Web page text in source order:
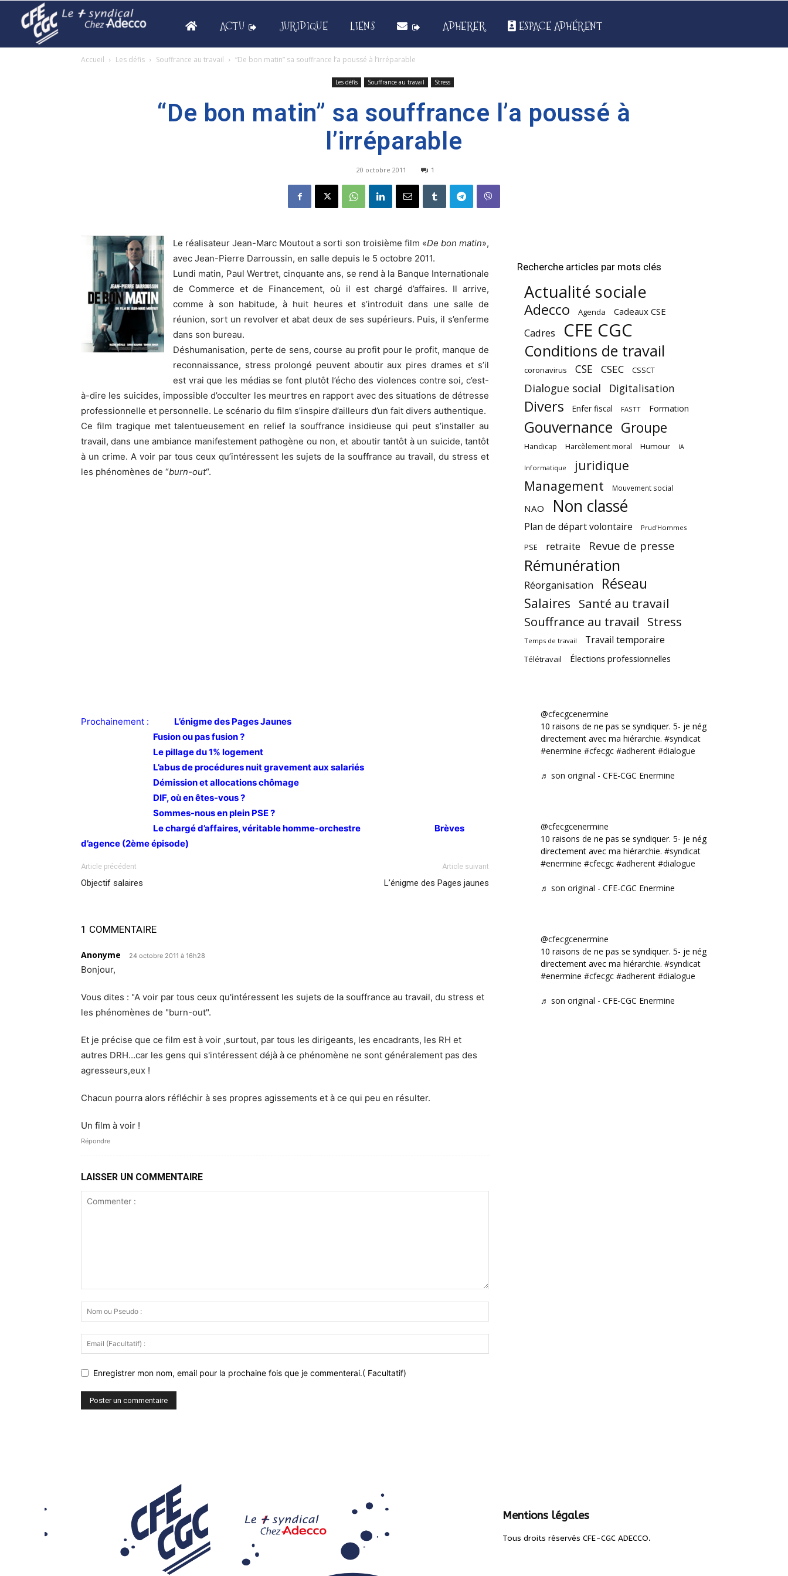
ACTU JURIDIQUE LIENS ADHERER ESPACE ADHÉRENT
Accueil Les défis Souffrance au travail “De bon matin” sa souffrance l’a poussé à l’irréparable
Les défis Souffrance au travail Stress
“De bon matin” sa souffrance l’a poussé à
l’irréparable
20 octobre 2011 1
Le réalisateur Jean-Marc Moutout a sorti son troisième film «De bon matin»,
avec Jean-Pierre Darroussin, en salle depuis le 5 octobre 2011.
Lundi matin, Paul Wertret, cinquante ans, se rend à la Banque Internationale
de Commerce et de Financement, où il est chargé d’affaires. Il arrive,
comme à son habitude, à huit heures et s’introduit dans une salle de
réunion, sort un revolver et abat deux de ses supérieurs. Puis, il s’enferme
dans son bureau.
Déshumanisation, perte de sens, course au profit pour le profit, manque de
reconnaissance, stress prolongé peuvent aboutir aux pires drames et s’il
est vrai que les médias se font plutôt l’écho des violences contre soi, c’est-
à-dire les suicides, impossible d’occulter les meurtres en rapport avec des situations de détresse
professionnelle et personnelle. Le scénario du film s’inspire d’ailleurs d’un fait divers authentique.
Ce film tragique met talentueusement en relief la souffrance insidieuse qui peut s’installer au
travail, dans une ambiance manifestement pathogène ou non, et aboutir tantôt à un suicide, tantôt
à un crime. A voir par tous ceux qu’intéressent les sujets de la souffrance au travail, du stress et
les phénomènes de “burn-out“.
Prochainement :
L’énigme des Pages Jaunes
Fusion ou pas fusion ?
Le pillage du 1% logement
L’abus de procédures nuit gravement aux salariés
Démission et allocations chômage
DIF, où en êtes-vous ?
Sommes-nous en plein PSE ?
Le chargé d’affaires, véritable homme-orchestre Brèves
d’agence (2ème épisode)
Article précédent
Objectif salaires
Article suivant
L’énigme des Pages jaunes
1 COMMENTAIRE
Anonyme 24 octobre 2011 à 16h28
Bonjour,
Vous dites : "A voir par tous ceux qu'intéressent les sujets de la souffrance au travail, du stress et
les phénomènes de "burn-out".
Et je précise que ce film est à voir ,surtout, par tous les dirigeants, les encadrants, les RH et
autres DRH…car les gens qui s'intéressent déjà à ce phénomène ne sont généralement pas des
agresseurs,eux !
Chacun pourra alors réfléchir à ses propres agissements et à ce qui peu en résulter.
Un film à voir !
Répondre
LAISSER UN COMMENTAIRE
Enregistrer mon nom, email pour la prochaine fois que je commenterai.( Facultatif)
Recherche articles par mots clés
Actualité sociale
Adecco Agenda Cadeaux CSE
Cadres CFE CGC
Conditions de travail
coronavirus CSE CSEC CSSCT
Dialogue social Digitalisation
Divers Enfer fiscal FASTT Formation
Gouvernance Groupe
Handicap Harcèlement moral Humour IA
Informatique
juridique
Management
Mouvement social
NAO Non classé
Plan de départ volontaire Prud'Hommes
PSE retraite Revue de presse
Rémunération
Réorganisation Réseau
Salaires Santé au travail
Souffrance au travail Stress
Temps de travail Travail temporaire
Télétravail Élections professionnelles
@cfecgcenermine
10 raisons de ne pas se syndiquer. 5- je négocie
directement avec ma hiérarchie. #syndicat
#enermine #cfecgc #adherent #dialogue
♬ son original - CFE-CGC Enermine
@cfecgcenermine
10 raisons de ne pas se syndiquer. 5- je négocie
directement avec ma hiérarchie. #syndicat
#enermine #cfecgc #adherent #dialogue
♬ son original - CFE-CGC Enermine
@cfecgcenermine
10 raisons de ne pas se syndiquer. 5- je négocie
directement avec ma hiérarchie. #syndicat
#enermine #cfecgc #adherent #dialogue
♬ son original - CFE-CGC Enermine
Mentions légales
Tous droits réservés CFE-CGC ADECCO.